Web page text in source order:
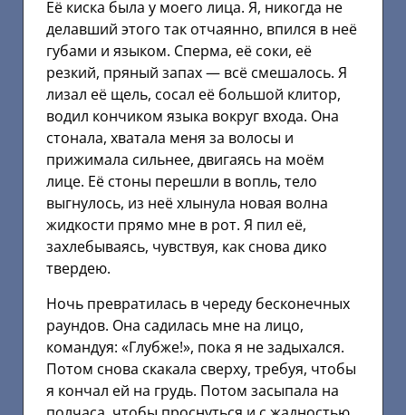
Её киска была у моего лица. Я, никогда не
делавший этого так отчаянно, впился в неё
губами и языком. Сперма, её соки, её
резкий, пряный запах — всё смешалось. Я
лизал её щель, сосал её большой клитор,
водил кончиком языка вокруг входа. Она
стонала, хватала меня за волосы и
прижимала сильнее, двигаясь на моём
лице. Её стоны перешли в вопль, тело
выгнулось, из неё хлынула новая волна
жидкости прямо мне в рот. Я пил её,
захлебываясь, чувствуя, как снова дико
твердею.
Ночь превратилась в череду бесконечных
раундов. Она садилась мне на лицо,
командуя: «Глубже!», пока я не задыхался.
Потом снова скакала сверху, требуя, чтобы
я кончал ей на грудь. Потом засыпала на